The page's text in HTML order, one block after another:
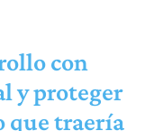
con
y proteger
que traería